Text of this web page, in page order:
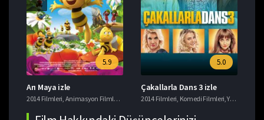
,Tarih Filmleri,Yerli Filmler
5.9
Arı Maya izle
2014 Filmleri Animasyon Filmleri Komedi Filmleri,Macera Filmleri
5.0
Çakallarla Dans 3 izle
2014 Filmleri Komedi Filmleri ,Yerli Filmler